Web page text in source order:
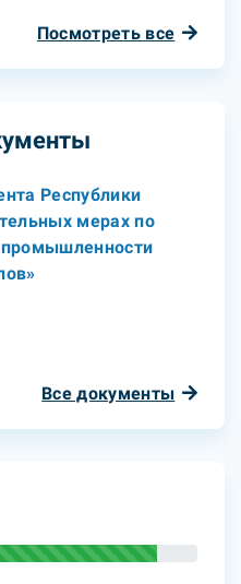
Посмотреть все
Республики
мерах по
Все документы